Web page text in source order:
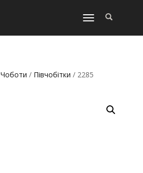
TOGGLE
Чоботи / Півчобітки / 2285